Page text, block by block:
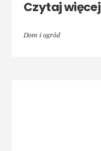
Czytaj więcej
Dom i ogród